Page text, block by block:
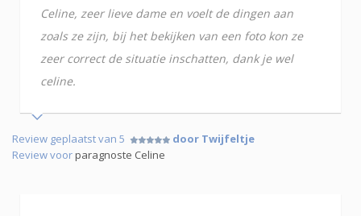
Celine, zeer lieve dame en voelt de dingen aan
zoals ze zijn, bij het bekijken van een foto kon ze
zeer correct de situatie inschatten, dank je wel
celine.
Review geplaatst van 5
door Twijfeltje
Review voorparagnoste Celine